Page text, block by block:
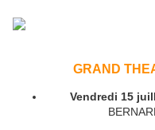
GRAND
Vendredi 15